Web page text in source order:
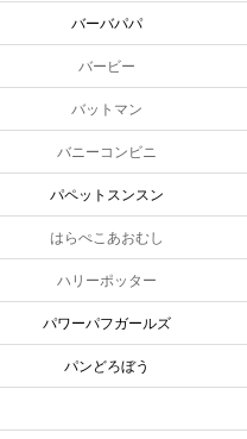
バーバパパ
バービー
バットマン
バニーコンビニ
パペットスンスン
はらぺこあおむし
ハリーポッター
パワーパフガールズ
パンどろぼう